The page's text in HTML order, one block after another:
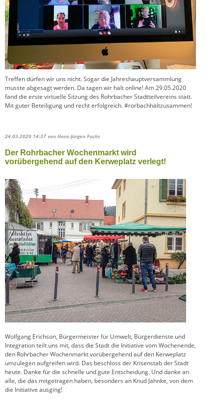
Treffen dürfen wir uns nicht. Sogar die Jahreshauptversammlung
musste abgesagt werden. Da tagen wir halt online! Am 29.05.2020
fand die erste virtuelle Sitzung des Rohrbacher Stadtteilvereins statt.
Mit guter Beteiligung und recht erfolgreich. #rorbachhältzusammen!
24.03.2020 14:37 von Hans-Jürgen Fuchs
Der Rohrbacher Wochenmarkt wird
vorübergehend auf den Kerweplatz verlegt!
Wolfgang Erichson, Bürgermeister für Umwelt, Bürgerdienste und
Integration teilt uns mit, dass die Stadt die Initiative vom Wochenende,
den Rohrbacher Wochenmarkt vorübergehend auf den Kerweplatz
umzulegen aufgreifen wird. Das beschloss der Krisenstab der Stadt
heute. Danke für die schnelle und gute Entscheidung. Und danke an
alle, die das mitgetragen haben, besonders an Knud Jahnke, von dem
die Initiative ausging!